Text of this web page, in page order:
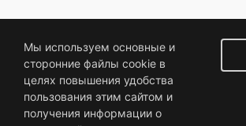
Мы используем основные и
сторонние файлы cookie в
целях повышения удобства
пользования этим сайтом и
получения информации о